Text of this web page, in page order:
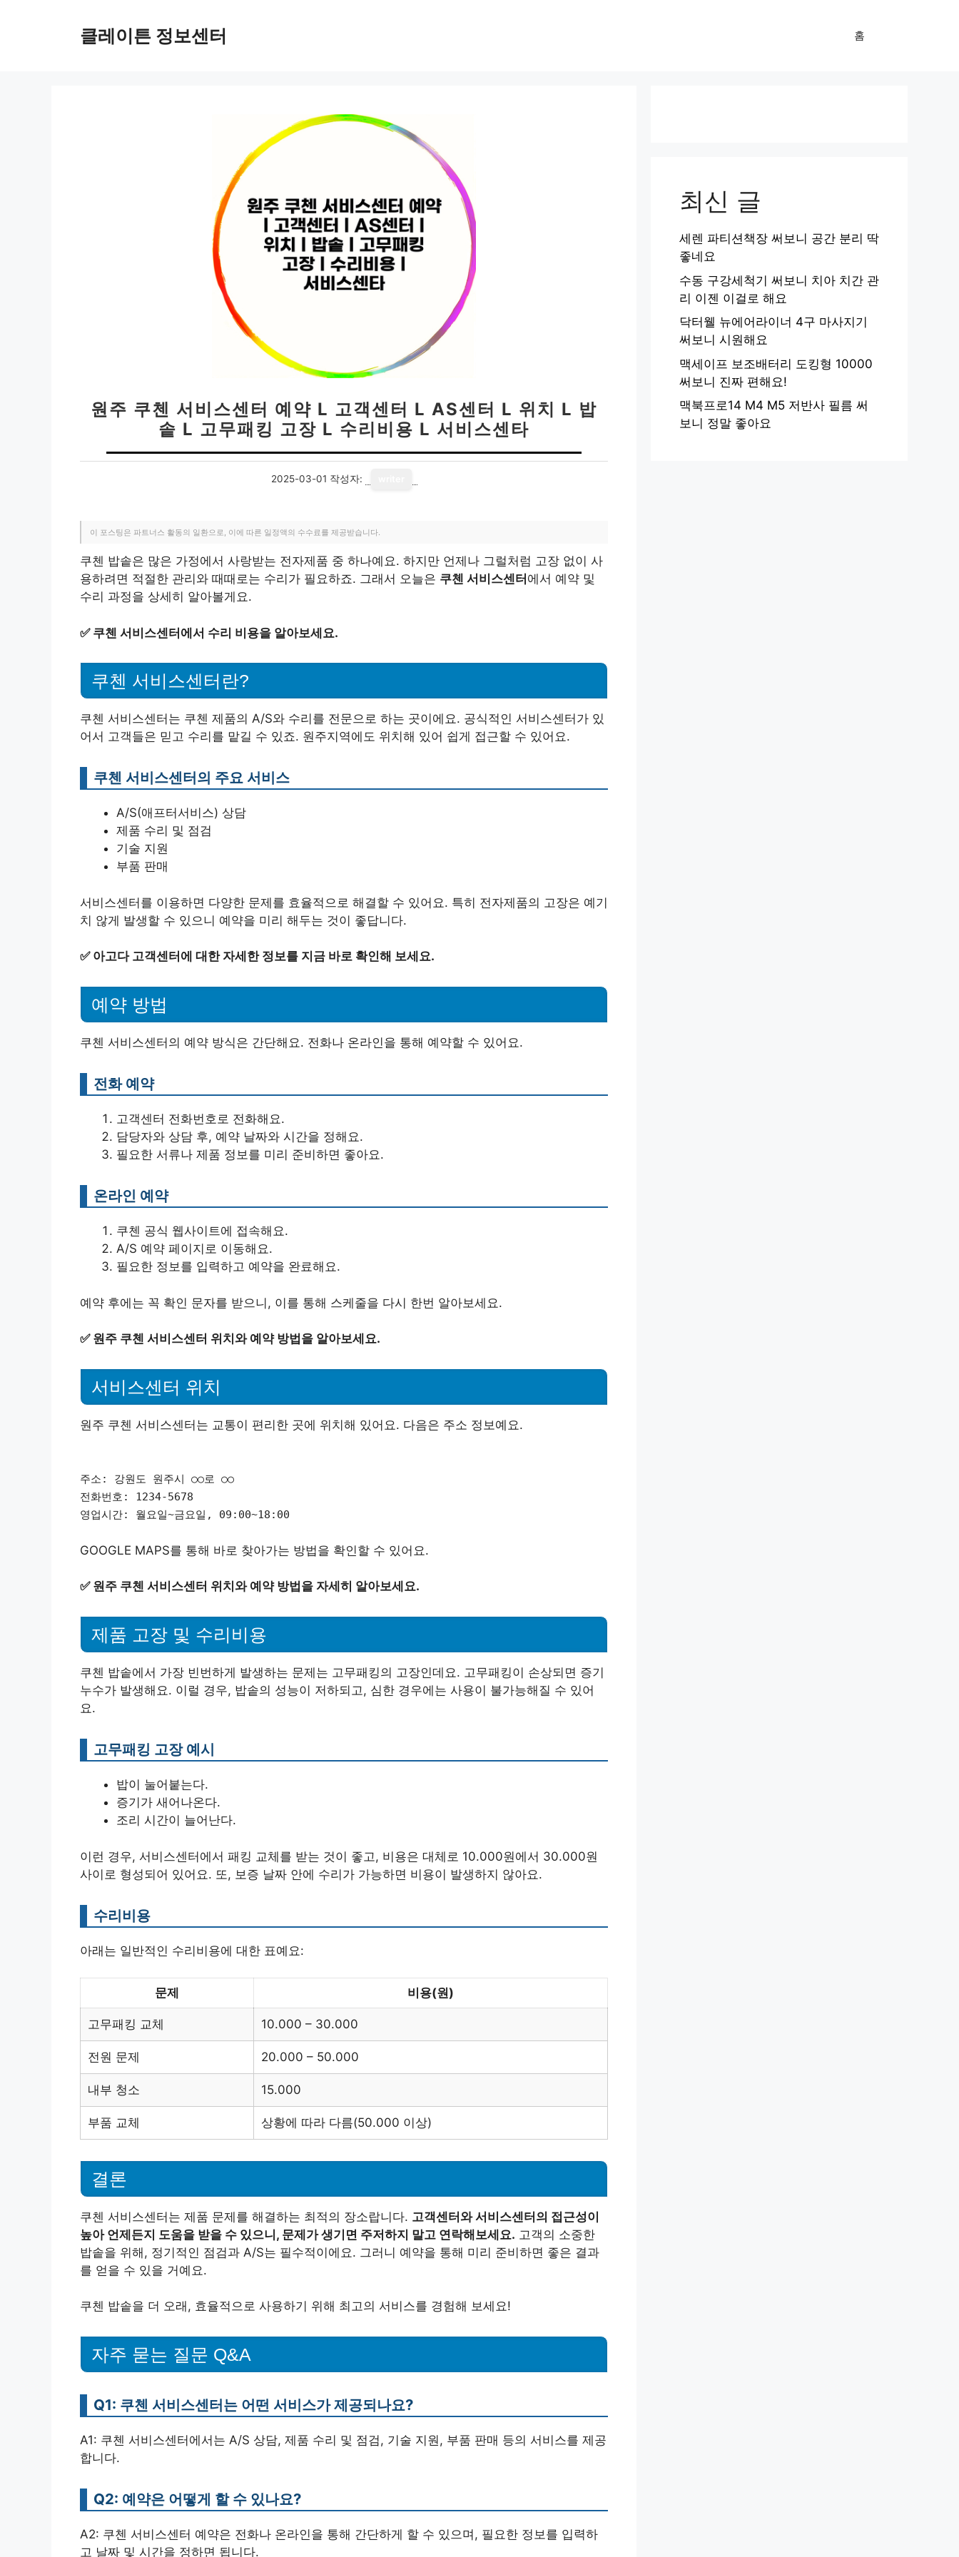
클레이튼 정보센터 홈
원주 쿠첸 서비스센터 예약 L 고객센터 L AS센터 L 위치 L 밥
솥 L 고무패킹 고장 L 수리비용 L 서비스센타
2025-03-01 작성자:
이 포스팅은 파트너스 활동의 일환으로, 이에 따른 일정액의 수수료를 제공받습니다.
쿠첸 밥솥은 많은 가정에서 사랑받는 전자제품 중 하나예요. 하지만 언제나 그럴처럼 고장 없이 사
용하려면 적절한 관리와 때때로는 수리가 필요하죠. 그래서 오늘은 쿠첸 서비스센터 에서 예약 및
수리 과정을 상세히 알아볼게요.
✅ 쿠첸 서비스센터에서 수리 비용을 알아보세요.
쿠첸 서비스센터란?
쿠첸 서비스센터는 쿠첸 제품의 A/S와 수리를 전문으로 하는 곳이에요. 공식적인 서비스센터가 있
어서 고객들은 믿고 수리를 맡길 수 있죠. 원주지역에도 위치해 있어 쉽게 접근할 수 있어요.
쿠첸 서비스센터의 주요 서비스
A/S(애프터서비스) 상담
제품 수리 및 점검
기술 지원
부품 판매
서비스센터를 이용하면 다양한 문제를 효율적으로 해결할 수 있어요. 특히 전자제품의 고장은 예기
치 않게 발생할 수 있으니 예약을 미리 해두는 것이 좋답니다.
✅ 아고다 고객센터에 대한 자세한 정보를 지금 바로 확인해 보세요.
예약 방법
쿠첸 서비스센터의 예약 방식은 간단해요. 전화나 온라인을 통해 예약할 수 있어요.
전화 예약
고객센터 전화번호로 전화해요.
담당자와 상담 후, 예약 날짜와 시간을 정해요.
필요한 서류나 제품 정보를 미리 준비하면 좋아요.
온라인 예약
쿠첸 공식 웹사이트에 접속해요.
A/S 예약 페이지로 이동해요.
필요한 정보를 입력하고 예약을 완료해요.
예약 후에는 꼭 확인 문자를 받으니, 이를 통해 스케줄을 다시 한번 알아보세요.
✅ 원주 쿠첸 서비스센터 위치와 예약 방법을 알아보세요.
서비스센터 위치
원주 쿠첸 서비스센터는 교통이 편리한 곳에 위치해 있어요. 다음은 주소 정보예요.
주소: 강원도 원주시 ○○로 ○○
전화번호: 1234-5678
영업시간: 월요일~금요일, 09:00~18:00
GOOGLE MAPS를 통해 바로 찾아가는 방법을 확인할 수 있어요.
✅ 원주 쿠첸 서비스센터 위치와 예약 방법을 자세히 알아보세요.
제품 고장 및 수리비용
쿠첸 밥솥에서 가장 빈번하게 발생하는 문제는 고무패킹의 고장인데요. 고무패킹이 손상되면 증기
누수가 발생해요. 이럴 경우, 밥솥의 성능이 저하되고, 심한 경우에는 사용이 불가능해질 수 있어
요.
고무패킹 고장 예시
밥이 눌어붙는다.
증기가 새어나온다.
조리 시간이 늘어난다.
이런 경우, 서비스센터에서 패킹 교체를 받는 것이 좋고, 비용은 대체로 10.000원에서 30.000원
사이로 형성되어 있어요. 또, 보증 날짜 안에 수리가 가능하면 비용이 발생하지 않아요.
수리비용
아래는 일반적인 수리비용에 대한 표예요:
문제 비용(원)
고무패킹 교체 10.000 – 30.000
전원 문제 20.000 – 50.000
내부 청소 15.000
부품 교체 상황에 따라 다름(50.000 이상)
결론
쿠첸 서비스센터는 제품 문제를 해결하는 최적의 장소랍니다. 고객센터와 서비스센터의 접근성이
높아 언제든지 도움을 받을 수 있으니, 문제가 생기면 주저하지 말고 연락해보세요. 고객의 소중한
밥솥을 위해, 정기적인 점검과 A/S는 필수적이에요. 그러니 예약을 통해 미리 준비하면 좋은 결과
를 얻을 수 있을 거예요.
쿠첸 밥솥을 더 오래, 효율적으로 사용하기 위해 최고의 서비스를 경험해 보세요!
자주 묻는 질문 Q&A
Q1: 쿠첸 서비스센터는 어떤 서비스가 제공되나요?
A1: 쿠첸 서비스센터에서는 A/S 상담, 제품 수리 및 점검, 기술 지원, 부품 판매 등의 서비스를 제공
합니다.
Q2: 예약은 어떻게 할 수 있나요?
A2: 쿠첸 서비스센터 예약은 전화나 온라인을 통해 간단하게 할 수 있으며, 필요한 정보를 입력하
고 날짜 및 시간을 정하면 됩니다.
최신 글
세렌 파티션책장 써보니 공간 분리 딱
좋네요
수동 구강세척기 써보니 치아 치간 관
리 이젠 이걸로 해요
닥터웰 뉴에어라이너 4구 마사지기
써보니 시원해요
맥세이프 보조배터리 도킹형 10000
써보니 진짜 편해요!
맥북프로14 M4 M5 저반사 필름 써
보니 정말 좋아요